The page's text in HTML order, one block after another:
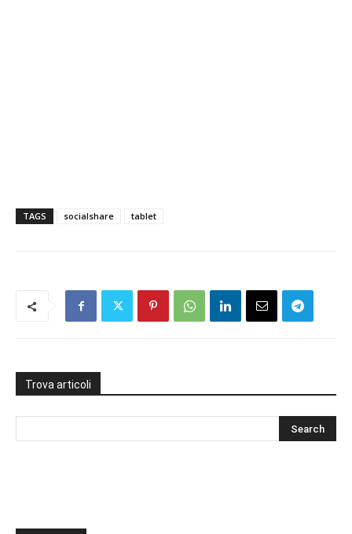
TAGS socialshare tablet
Trova articoli